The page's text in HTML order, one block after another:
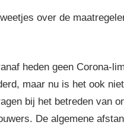
over de
heden geen Corona-
maar nu is het ook
bij het betreden van
De algemene